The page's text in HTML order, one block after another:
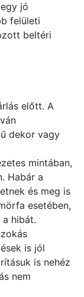
jó
felületi
beltéri
előtt. A
dekor vagy
mintában,
Habár a
és meg is
esetében,
hibát.
is jól
is nehéz
nem